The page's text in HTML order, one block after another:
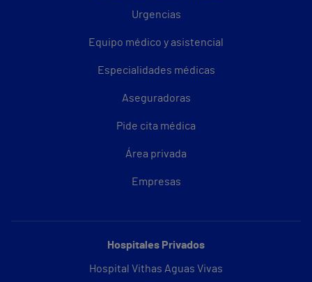
Urgencias
Equipo médico y asistencial
Especialidades médicas
Aseguradoras
Pide cita médica
Área privada
Empresas
Hospitales Privados
Hospital Vithas Aguas Vivas